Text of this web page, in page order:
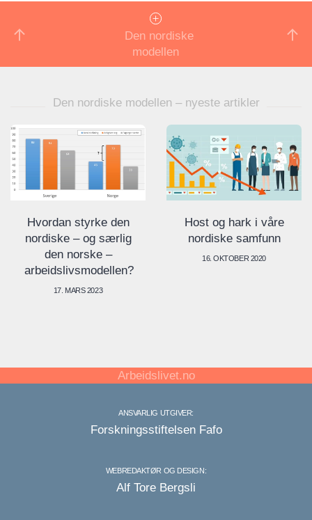
Den nordiske
modellen
Den nordiske modellen – nyeste artikler
Hvordan styrke den
nordiske – og særlig
den norske –
arbeidslivsmodellen?
17. MARS 2023
Host og hark i våre
nordiske samfunn
16. OKTOBER 2020
Arbeidslivet.no
ANSVARLIG UTGIVER:
Forskningsstiftelsen Fafo
WEBREDAKTØR OG DESIGN:
Alf Tore Bergsli